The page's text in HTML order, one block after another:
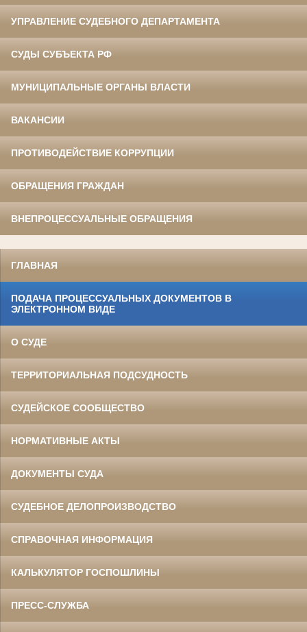
УПРАВЛЕНИЕ СУДЕБНОГО ДЕПАРТАМЕНТА
СУДЫ СУБЪЕКТА РФ
МУНИЦИПАЛЬНЫЕ ОРГАНЫ ВЛАСТИ
ВАКАНСИИ
ПРОТИВОДЕЙСТВИЕ КОРРУПЦИИ
ОБРАЩЕНИЯ ГРАЖДАН
ВНЕПРОЦЕССУАЛЬНЫЕ ОБРАЩЕНИЯ
ГЛАВНАЯ
ПОДАЧА ПРОЦЕССУАЛЬНЫХ ДОКУМЕНТОВ В
ЭЛЕКТРОННОМ ВИДЕ
О СУДЕ
ТЕРРИТОРИАЛЬНАЯ ПОДСУДНОСТЬ
СУДЕЙСКОЕ СООБЩЕСТВО
НОРМАТИВНЫЕ АКТЫ
ДОКУМЕНТЫ СУДА
СУДЕБНОЕ ДЕЛОПРОИЗВОДСТВО
СПРАВОЧНАЯ ИНФОРМАЦИЯ
КАЛЬКУЛЯТОР ГОСПОШЛИНЫ
ПРЕСС-СЛУЖБА